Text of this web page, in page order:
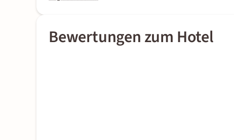
Bewertungen zum Hotel